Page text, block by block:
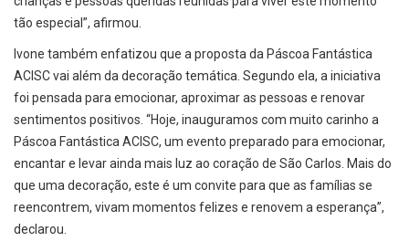
tão especial”, afirmou.
Ivone também enfatizou que a proposta da Páscoa Fantástica
ACISC vai além da decoração temática. Segundo ela, a iniciativa
foi pensada para emocionar, aproximar as pessoas e renovar
sentimentos positivos. “Hoje, inauguramos com muito carinho a
Páscoa Fantástica ACISC, um evento preparado para emocionar,
encantar e levar ainda mais luz ao coração de São Carlos. Mais do
que uma decoração, este é um convite para que as famílias se
reencontrem, vivam momentos felizes e renovem a esperança”,
declarou.